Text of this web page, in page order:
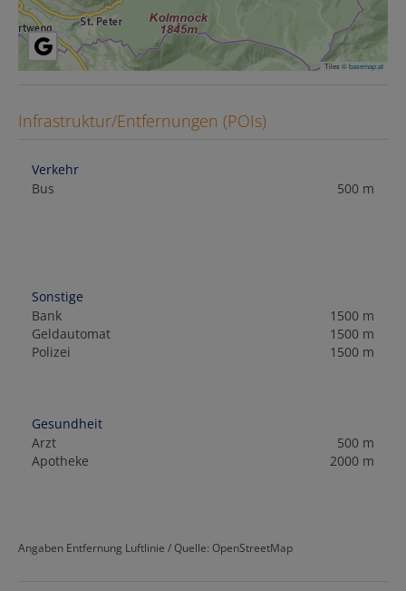
Tiles ©basemap.at
Infrastruktur/Entfernungen (POIs)
Verkehr
Bus
500 m
Sonstige
Bank
1500 m
Geldautomat
1500 m
Polizei
1500 m
Gesundheit
Arzt
500 m
Apotheke
2000 m
Angaben Entfernung Luftlinie / Quelle: OpenStreetMap